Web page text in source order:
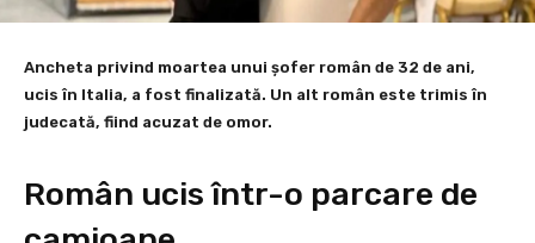
Ancheta privind moartea unui șofer român de 32 de ani,
ucis în Italia, a fost finalizată. Un alt român este trimis în
judecată, fiind acuzat de omor.
Român ucis într-o parcare de